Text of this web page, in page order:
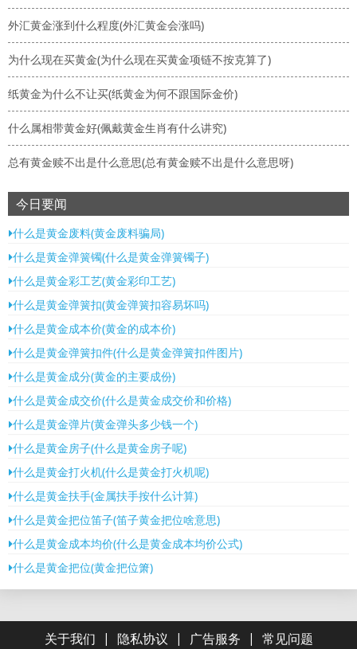
外汇黄金涨到什么程度(外汇黄金会涨吗)
为什么现在买黄金(为什么现在买黄金项链不按克算了)
纸黄金为什么不让买(纸黄金为何不跟国际金价)
什么属相带黄金好(佩戴黄金生肖有什么讲究)
总有黄金赎不出是什么意思(总有黄金赎不出是什么意思呀)
今日要闻
什么是黄金废料(黄金废料骗局)
什么是黄金弹簧镯(什么是黄金弹簧镯子)
什么是黄金彩工艺(黄金彩印工艺)
什么是黄金弹簧扣(黄金弹簧扣容易坏吗)
什么是黄金成本价(黄金的成本价)
什么是黄金弹簧扣件(什么是黄金弹簧扣件图片)
什么是黄金成分(黄金的主要成份)
什么是黄金成交价(什么是黄金成交价和价格)
什么是黄金弹片(黄金弹头多少钱一个)
什么是黄金房子(什么是黄金房子呢)
什么是黄金打火机(什么是黄金打火机呢)
什么是黄金扶手(金属扶手按什么计算)
什么是黄金把位笛子(笛子黄金把位啥意思)
什么是黄金成本均价(什么是黄金成本均价公式)
什么是黄金把位(黄金把位箫)
关于我们 | 隐私协议 | 广告服务 | 常见问题